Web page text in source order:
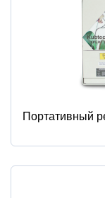
Портативный